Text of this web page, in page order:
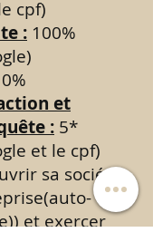
cpf)
: 100%
0%
et
: 5*
et le cpf)
sa société
et exercer